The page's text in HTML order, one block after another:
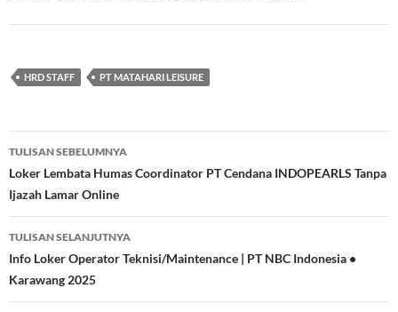
HRD STAFF PT MATAHARI LEISURE
Navigasi
Tulisan
TULISAN SEBELUMNYA
Loker Lembata Humas Coordinator PT Cendana INDOPEARLS Tanpa
Ijazah Lamar Online
TULISAN SELANJUTNYA
Info Loker Operator Teknisi/Maintenance | PT NBC Indonesia •
Karawang 2025